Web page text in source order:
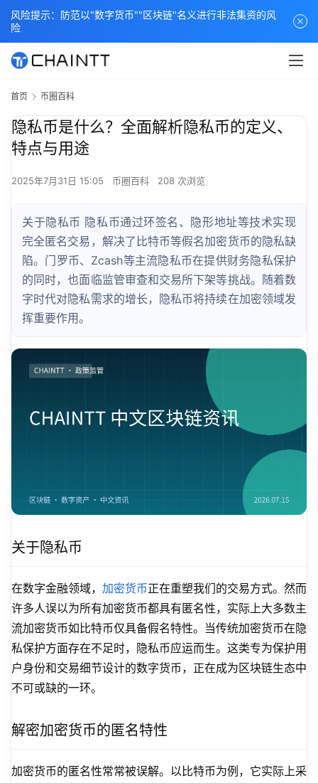
首页 币圈百科
隐私币是什么？全面解析隐私币的定义、
特点与用途
2025年7月31日 15:05 币圈百科 208 次浏览
关于隐私币 隐私币通过环签名、隐形地址等技术实现
完全匿名交易，解决了比特币等假名加密货币的隐私缺
陷。门罗币、Zcash等主流隐私币在提供财务隐私保护
的同时，也面临监管审查和交易所下架等挑战。随着数
字时代对隐私需求的增长，隐私币将持续在加密领域发
挥重要作用。
关于隐私币
在数字金融领域， 加密货币正在重塑我们的交易方式。然而
许多人误以为所有加密货币都具有匿名性，实际上大多数主
流加密货币如比特币仅具备假名特性。当传统加密货币在隐
私保护方面存在不足时，隐私币应运而生。这类专为保护用
户身份和交易细节设计的数字货币，正在成为区块链生态中
不可或缺的一环。
解密加密货币的匿名特性
加密货币的匿名性常常被误解。以比特币为例，它实际上采
风险提示：防范以"数字货币""区块链"名义进行非法集资的风
险